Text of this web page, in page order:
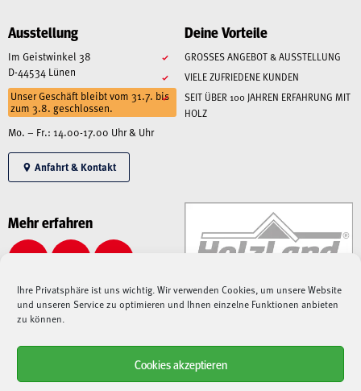
Ihre Privatsphäre ist uns wichtig. Wir verwenden Cookies, um unsere Website
und unseren Service zu optimieren und Ihnen einzelne Funktionen anbieten
zu können.
Cookies akzeptieren
Ausstellung
Im Geistwinkel 38
D-44534 Lünen
Unser Geschäft bleibt vom 31.7. bis
zum 3.8. geschlossen.
Mo. – Fr.: 14.00-17.00 Uhr & Uhr
Anfahrt & Kontakt
Deine Vorteile
GROSSES ANGEBOT & AUSSTELLUNG
VIELE ZUFRIEDENE KUNDEN
SEIT ÜBER 100 JAHREN ERFAHRUNG MIT
HOLZ
Mehr erfahren
Alle angegebenen Preise sind Gesamtpreise inkl. MwSt., zzgl. Liefer-/Versandkosten.